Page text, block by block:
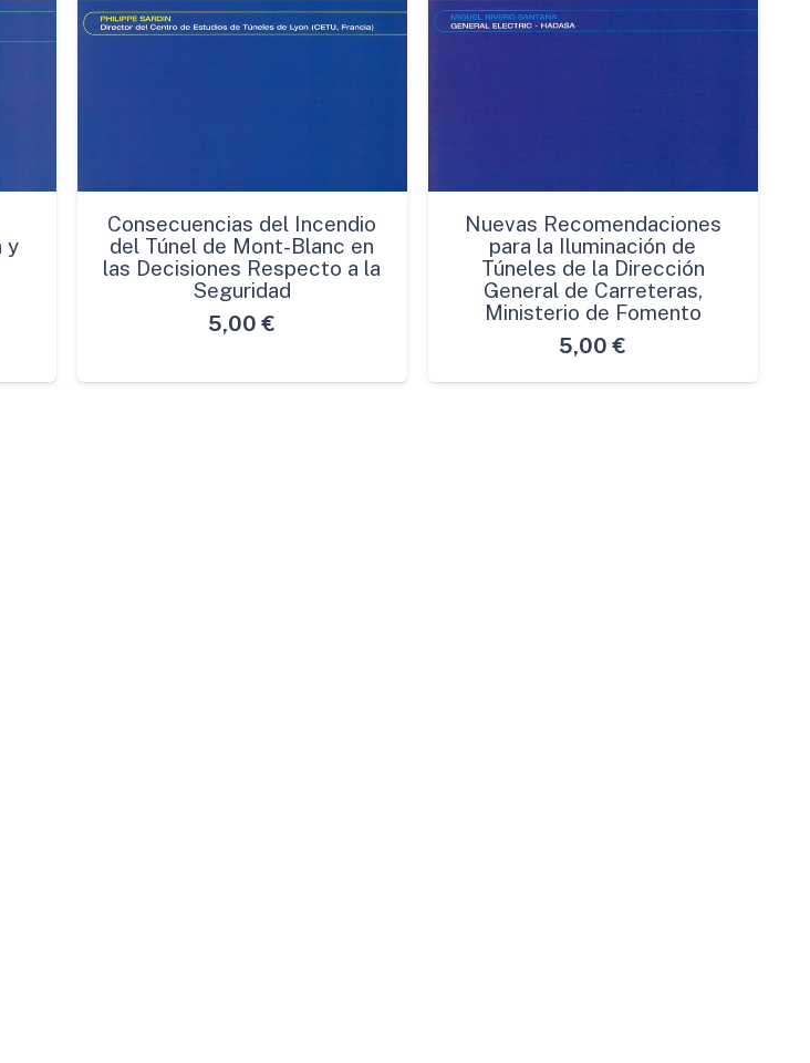
y
Consecuencias del Incendio
del Túnel de Mont-Blanc en
las Decisiones Respecto a la
Seguridad
5,00 €
Nuevas Recomendaciones
para la Iluminación de
Túneles de la Dirección
General de Carreteras,
Ministerio de Fomento
5,00 €